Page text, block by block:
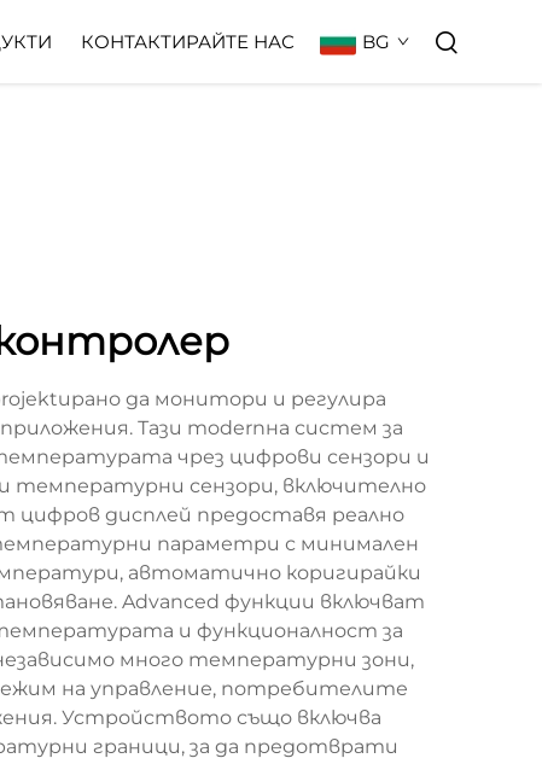
КОНТАКТИРАЙТЕ НАС BG
да монитори и регулира
Тази modernна систем за
чрез цифрови сензори и
температурни сензори, включително
цифров дисплей предоставя реално
параметри с минимален
автоматично коригирайки
Advanced функции включват
и функционалност за
много температурни зони,
на управление, потребителите
Устройството също включва
граници, за да предотврати